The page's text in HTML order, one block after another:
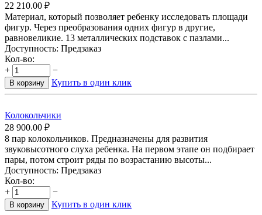
22 210.00 ₽
Материал, который позволяет ребенку исследовать площади
фигур. Через преобразования одних фигур в другие,
равновеликие. 13 металлических подставок с пазлами...
Доступность: Предзаказ
Кол-во:
+
−
В корзину Купить в один клик
Колокольчики
28 900.00 ₽
8 пар колокольчиков. Предназначены для развития
звуковысотного слуха ребенка. На первом этапе он подбирает
пары, потом строит ряды по возрастанию высоты...
Доступность: Предзаказ
Кол-во:
+
−
В корзину Купить в один клик